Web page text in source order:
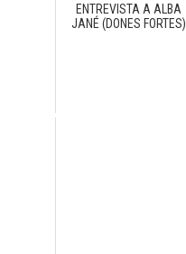
ENTREVISTA A ALBA
JANÉ (DONES FORTES)